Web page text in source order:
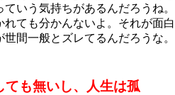
いう気持ちがあるんだろうね。
ても分かんないよ。それが面白
間一般とズレてるんだろうな。
ても無いし、人生は孤